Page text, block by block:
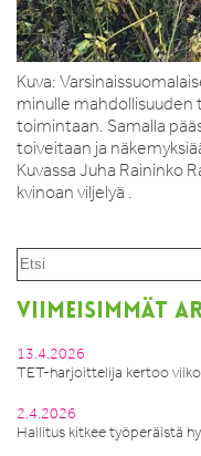
Kuva:
minulle
toimintaan. Samalla
toiveitaan ja
Kuvassa Juha Raininko
kvinoan viljelyä .
VIIMEISIMMÄT
13.4.2026
TET-harjoittelija kertoo
2.4.2026
Hallitus kitkee työperäistä